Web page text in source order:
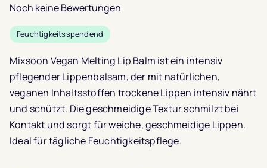
Noch keine Bewertungen
Feuchtigkeitsspendend
Mixsoon Vegan Melting Lip Balm ist ein intensiv
pflegender Lippenbalsam, der mit natürlichen,
veganen Inhaltsstoffen trockene Lippen intensiv nährt
und schützt. Die geschmeidige Textur schmilzt bei
Kontakt und sorgt für weiche, geschmeidige Lippen.
Ideal für tägliche Feuchtigkeitspflege.